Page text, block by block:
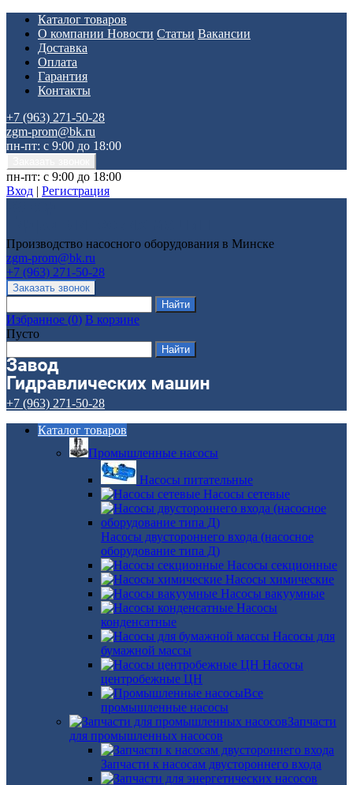
Каталог товаров
О компании Новости Статьи Вакансии
Доставка
Оплата
Гарантия
Контакты
+7 (963) 271-50-28
zgm-prom@bk.ru
пн-пт: с 9:00 до 18:00
пн-пт: с 9:00 до 18:00
Вход | Регистрация
Производство насосного оборудования в Минске
zgm-prom@bk.ru
+7 (963) 271-50-28
Избранное (0) В корзине
Пусто
+7 (963) 271-50-28
Каталог товаров
Промышленные насосы
Насосы питательные
Насосы сетевые
Насосы двустороннего входа (насосное
оборудование типа Д)
Насосы секционные
Насосы химические
Насосы вакуумные
Насосы
конденсатные
Насосы для
бумажной массы
Насосы
центробежные ЦН
Все
промышленные насосы
Запчасти
для промышленных насосов
Запчасти к насосам двустороннего входа